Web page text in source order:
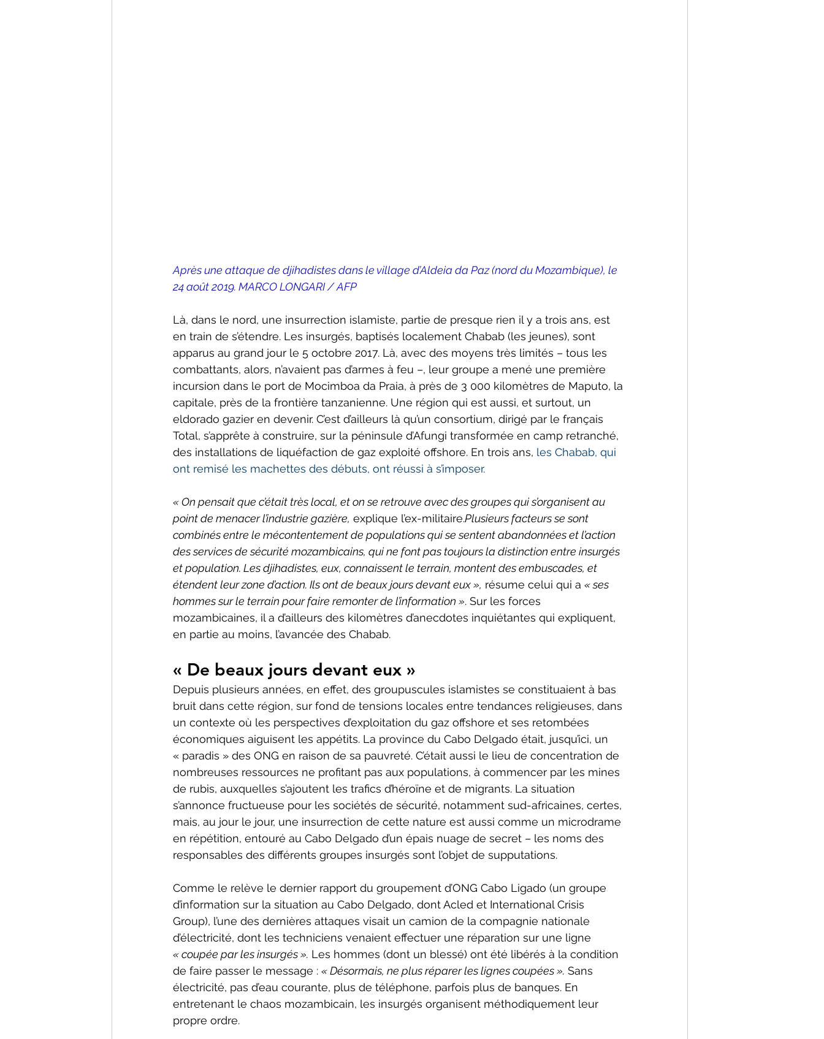
Après une attaque de djihadistes dans le village d’Aldeia da Paz (nord du Mozambique), le
24 août 2019. MARCO LONGARI / AFP
Là, dans le nord, une insurrection islamiste, partie de presque rien il y a trois ans, est
en train de s’étendre. Les insurgés, baptisés localement Chabab (les jeunes), sont
apparus au grand jour le 5 octobre 2017. Là, avec des moyens très limités – tous les
combattants, alors, n’avaient pas d’armes à feu –, leur groupe a mené une première
incursion dans le port de Mocimboa da Praia, à près de 3 000 kilomètres de Maputo, la
capitale, près de la frontière tanzanienne. Une région qui est aussi, et surtout, un
eldorado gazier en devenir. C’est d’ailleurs là qu’un consortium, dirigé par le français
Total, s’apprête à construire, sur la péninsule d’Afungi transformée en camp retranché,
des installations de liquéfaction de gaz exploité offshore. En trois ans, les Chabab, qui
ont remisé les machettes des débuts, ont réussi à s’imposer.
« On pensait que c’était très local, et on se retrouve avec des groupes qui s’organisent au
point de menacer l’industrie gazière, explique l’ex-militaire.Plusieurs facteurs se sont
combinés entre le mécontentement de populations qui se sentent abandonnées et l’action
des services de sécurité mozambicains, qui ne font pas toujours la distinction entre insurgés
et population. Les djihadistes, eux, connaissent le terrain, montent des embuscades, et
étendent leur zone d’action. Ils ont de beaux jours devant eux », résume celui qui a « ses
hommes sur le terrain pour faire remonter de l’information ». Sur les forces
mozambicaines, il a d’ailleurs des kilomètres d’anecdotes inquiétantes qui expliquent,
en partie au moins, l’avancée des Chabab.
« De beaux jours devant eux »
Depuis plusieurs années, en effet, des groupuscules islamistes se constituaient à bas
bruit dans cette région, sur fond de tensions locales entre tendances religieuses, dans
un contexte où les perspectives d’exploitation du gaz offshore et ses retombées
économiques aiguisent les appétits. La province du Cabo Delgado était, jusqu’ici, un
« paradis » des ONG en raison de sa pauvreté. C’était aussi le lieu de concentration de
nombreuses ressources ne profitant pas aux populations, à commencer par les mines
de rubis, auxquelles s’ajoutent les trafics d’héroïne et de migrants. La situation
s’annonce fructueuse pour les sociétés de sécurité, notamment sud-africaines, certes,
mais, au jour le jour, une insurrection de cette nature est aussi comme un microdrame
en répétition, entouré au Cabo Delgado d’un épais nuage de secret – les noms des
responsables des différents groupes insurgés sont l’objet de supputations.
Comme le relève le dernier rapport du groupement d’ONG Cabo Ligado (un groupe
d’information sur la situation au Cabo Delgado, dont Acled et International Crisis
Group), l’une des dernières attaques visait un camion de la compagnie nationale
d’électricité, dont les techniciens venaient effectuer une réparation sur une ligne
« coupée par les insurgés ». Les hommes (dont un blessé) ont été libérés à la condition
de faire passer le message : « Désormais, ne plus réparer les lignes coupées ». Sans
électricité, pas d’eau courante, plus de téléphone, parfois plus de banques. En
entretenant le chaos mozambicain, les insurgés organisent méthodiquement leur
propre ordre.